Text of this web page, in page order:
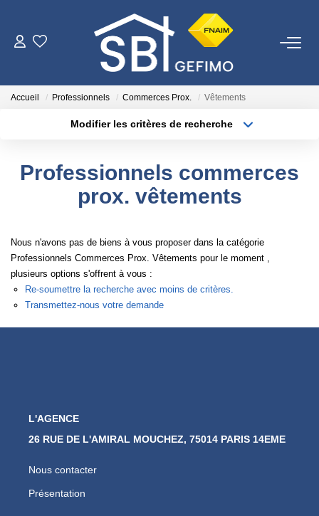
ACHETER
FAIRE GÉRER
NOTRE AGENCE
Qui Sommes-Nous
Nous Rejoindre
Accueil Professionnels Commerces Prox. Vêtements
Modifier les critères de recherche
Sélectionnez...
Type de bien
Surface min
Créer une alerte
Professionnels commerces
prox. vêtements
Nous n'avons pas de biens à vous proposer dans la catégorie
Professionnels Commerces Prox. Vêtements pour le moment ,
plusieurs options s'offrent à vous :
Re-soumettre la recherche avec moins de critères.
Transmettez-nous votre demande
L'AGENCE
26 RUE DE L'AMIRAL MOUCHEZ, 75014 PARIS 14EME
Nous contacter
Présentation